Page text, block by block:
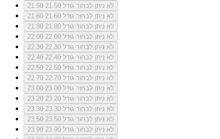
21.50
לא ניתן לבחור גודל 21.50
21.60
לא ניתן לבחור גודל 21.60
21.80
לא ניתן לבחור גודל 21.80
22.00
לא ניתן לבחור גודל 22.00
22.30
לא ניתן לבחור גודל 22.30
22.40
לא ניתן לבחור גודל 22.40
22.50
לא ניתן לבחור גודל 22.50
22.70
לא ניתן לבחור גודל 22.70
23.00
לא ניתן לבחור גודל 23.00
23.20
לא ניתן לבחור גודל 23.20
23.30
לא ניתן לבחור גודל 23.30
23.50
לא ניתן לבחור גודל 23.50
23.90
לא ניתן לבחור גודל 23.90